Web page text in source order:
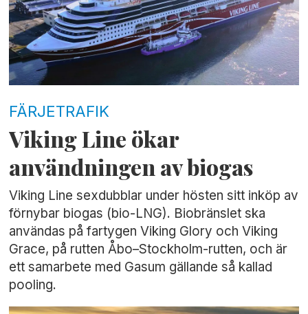
FÄRJETRAFIK
Viking Line ökar
användningen av biogas
Viking Line sexdubblar under hösten sitt inköp av
förnybar biogas (bio-LNG). Biobränslet ska
användas på fartygen Viking Glory och Viking
Grace, på rutten Åbo–Stockholm-rutten, och är
ett samarbete med Gasum gällande så kallad
pooling.